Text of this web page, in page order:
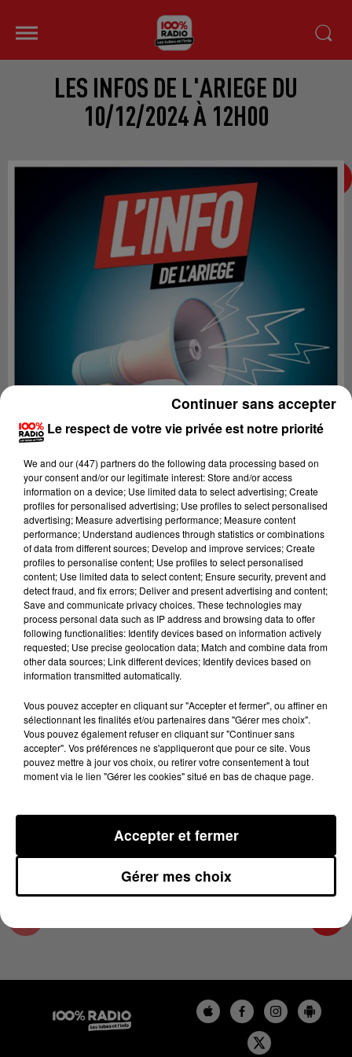
LES INFOS DE L'ARIEGE DU
10/12/2024 À 12H00
Lecture (2 min 22 sec)
100%
100% Radio les infos de l'Ariege
10 décembre 2024 - 2 min 22 sec
LES INFOS DE L'ARIEGE DU 10/12/2024 À
12H00
Podcasts infos de l'Ariège
Le respect de votre vie privée est notre priorité
We and our (447) partnersdo the following data processing based on
your consent and/or our legitimate interest: Store and/or access
information on a device; Use limited data to select advertising; Create
profiles for personalised advertising; Use profiles to select personalised
advertising; Measure advertising performance; Measure content
performance; Understand audiences through statistics or combinations
of data from different sources; Develop and improve services; Create
profiles to personalise content; Use profiles to select personalised
content; Use limited data to select content; Ensure security, prevent and
detect fraud, and fix errors; Deliver and present advertising and content;
Save and communicate privacy choices. These technologies may
process personal data such as IP address and browsing data to offer
following functionalities: Identify devices based on information actively
requested; Use precise geolocation data; Match and combine data from
other data sources; Link different devices; Identify devices based on
information transmitted automatically.
Vous pouvez accepter en cliquant sur "Accepter et fermer", ou affiner en
sélectionnant les finalités et/ou partenaires dans "Gérer mes choix".
Vous pouvez également refuser en cliquant sur "Continuer sans
accepter". Vos préférences ne s'appliqueront que pour ce site. Vous
pouvez mettre à jour vos choix, ou retirer votre consentement à tout
moment via le lien "Gérer les cookies" situé en bas de chaque page.
Gérer mes choix
Accepter et fermer
Continuer sans accepter